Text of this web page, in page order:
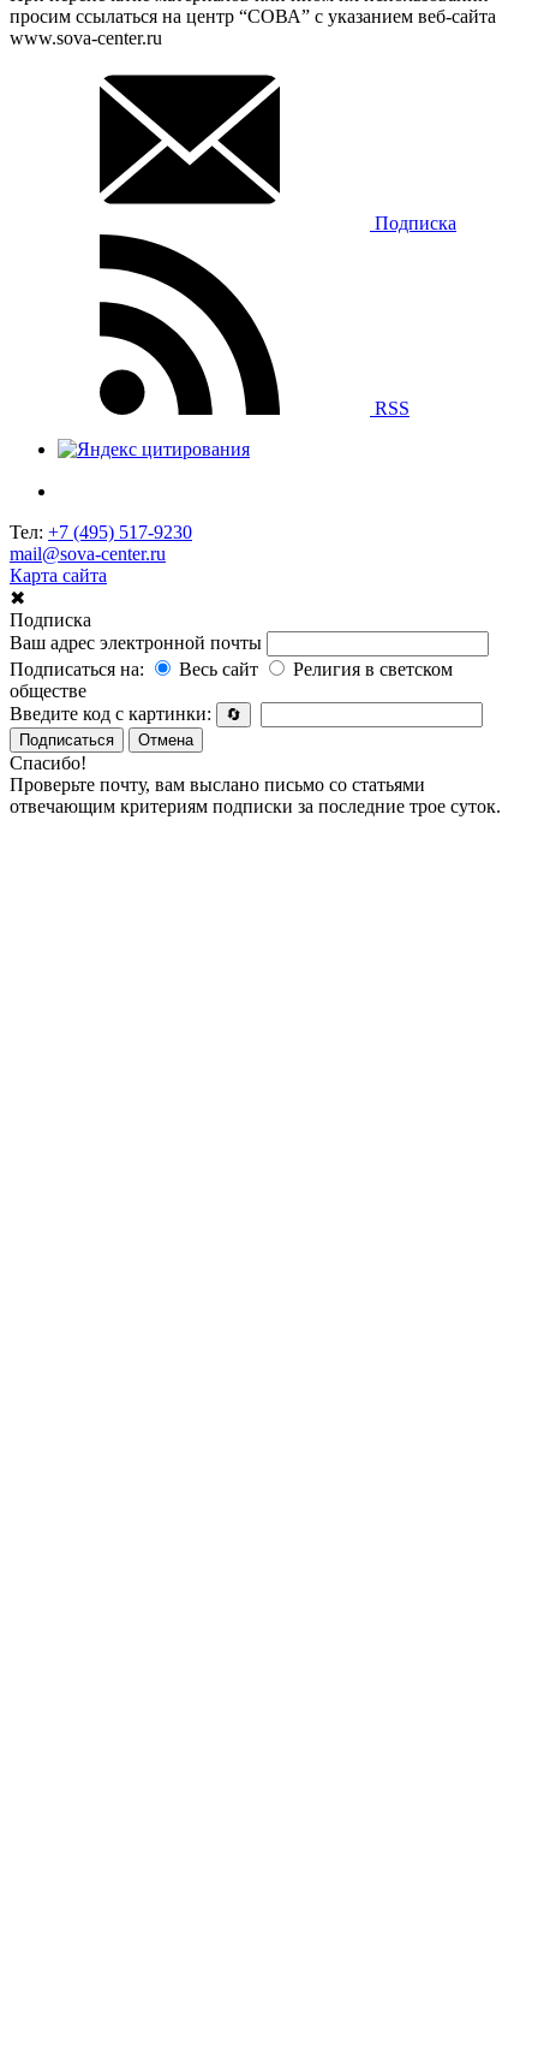
просим ссылаться на центр “СОВА” с указанием веб-сайта
www.sova-center.ru
Подписка
RSS
Тел: +7 (495) 517-9230
mail@sova-center.ru
Карта сайта
✖
Подписка
Ваш адрес электронной почты
Подписаться на:
Весь сайт
Религия в светском
обществе
Введите код с картинки:
🔄
Подписаться
Отмена
Спасибо!
Проверьте почту, вам выслано письмо со статьями
отвечающим критериям подписки за последние трое суток.